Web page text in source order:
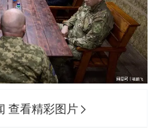
查看精彩图片